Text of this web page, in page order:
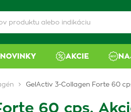
NOVINKY AKCIE
GelActiv 3-Collagen Forte 60
60 cps.